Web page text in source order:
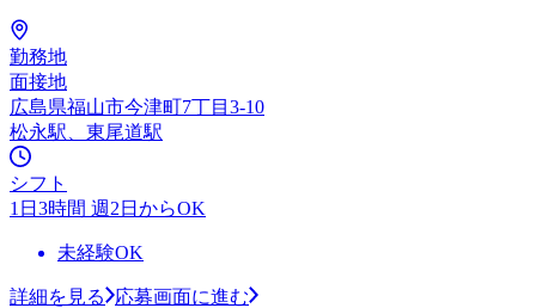
勤務地
面接地
広島県福山市今津町7丁目3-10
松永駅、東尾道駅
シフト
1日3時間 週2日からOK
未経験OK
詳細を見る
応募画面に進む